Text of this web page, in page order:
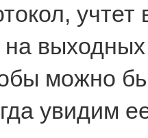
можно
увидим